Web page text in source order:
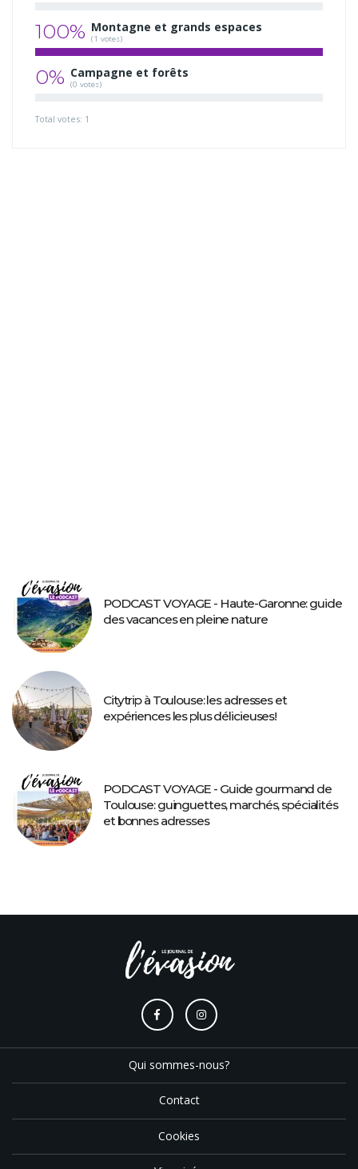
100% Montagne et grands espaces
(1 votes)
0% Campagne et forêts
(0 votes)
Total votes: 1
PODCAST VOYAGE - Haute-Garonne: guide
des vacances en pleine nature
Citytrip à Toulouse: les adresses et
expériences les plus délicieuses!
PODCAST VOYAGE - Guide gourmand de
Toulouse: guinguettes, marchés, spécialités
et bonnes adresses
Qui sommes-nous?
Contact
Cookies